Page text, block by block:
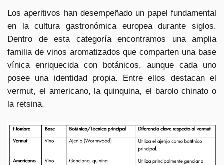
Los aperitivos han desempeñado un papel fundamental
en la cultura gastronómica europea durante siglos.
Dentro de esta categoría encontramos una amplia
familia de vinos aromatizados que comparten una base
vínica enriquecida con botánicos, aunque cada uno
posee una identidad propia. Entre ellos destacan el
vermut, el americano, la quinquina, el barolo chinato o
la retsina.